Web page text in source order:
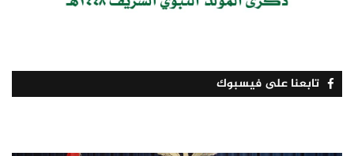
تابعنا على فيسبوك